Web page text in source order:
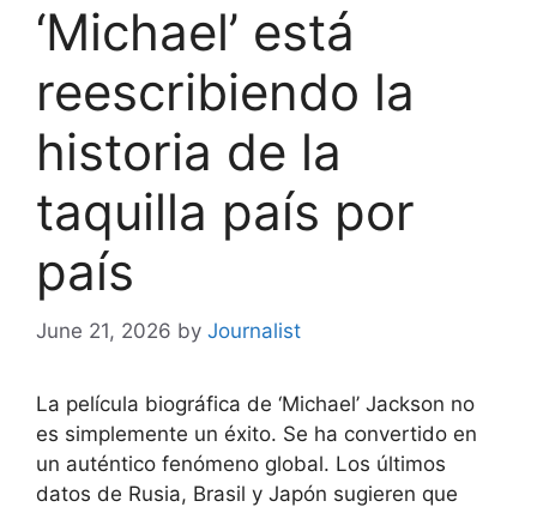
‘Michael’ está
reescribiendo la
historia de la
taquilla país por
país
June 21, 2026 by Journalist
La película biográfica de ‘Michael’ Jackson no
es simplemente un éxito. Se ha convertido en
un auténtico fenómeno global. Los últimos
datos de Rusia, Brasil y Japón sugieren que